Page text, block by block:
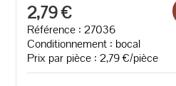
2,79 €
Référence : 27036
Conditionnement : bocal
Prix par pièce : 2,79 €/pièce